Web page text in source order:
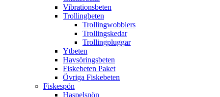
Vibrationsbeten
Trollingbeten
Trollingwobblers
Trollingskedar
Trollingpluggar
Ytbeten
Havsöringsbeten
Fiskebeten Paket
Övriga Fiskebeten
Fiskespön
Haspelspön